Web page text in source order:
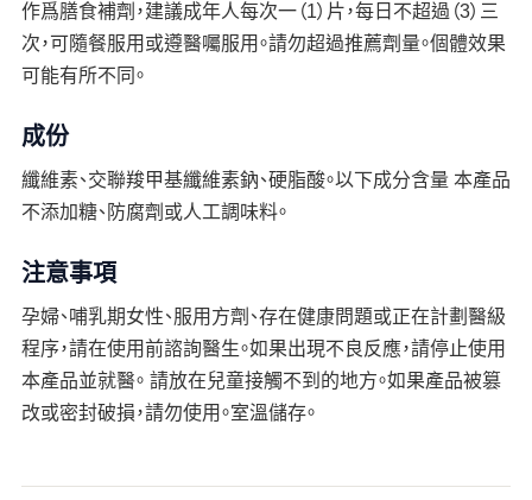
作爲膳食補劑，建議成年人每次一（1）片，每日不超過（3）三
次，可隨餐服用或遵醫囑服用。請勿超過推薦劑量。個體效果
可能有所不同。
成份
纖維素、交聯羧甲基纖維素鈉、硬脂酸。以下成分含量 本產品
不添加糖、防腐劑或人工調味料。
注意事項
孕婦、哺乳期女性、服用方劑、存在健康問題或正在計劃醫級
程序，請在使用前諮詢醫生。如果出現不良反應，請停止使用
本產品並就醫。 請放在兒童接觸不到的地方。如果產品被篡
改或密封破損，請勿使用。室溫儲存。